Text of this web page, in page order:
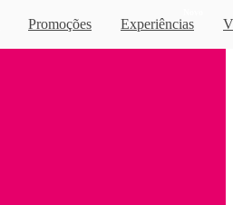
Promoções Experiências